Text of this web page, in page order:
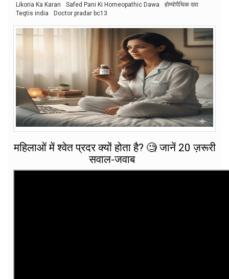
Likoria Ka Karan
Safed Pani Ki Homeopathic Dawa
होम्योपैथिक दवा
Teqtis india
Doctor pradar bc13
महिलाओं में श्वेत प्रदर क्यों होता है? 🧐 जानें 20 ज़रूरी
सवाल-जवाब